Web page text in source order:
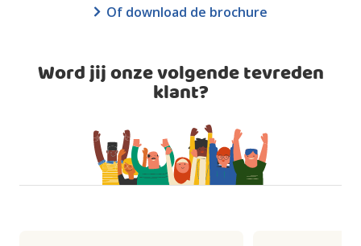
Of download de brochure
Word jij onze volgende tevreden
klant?